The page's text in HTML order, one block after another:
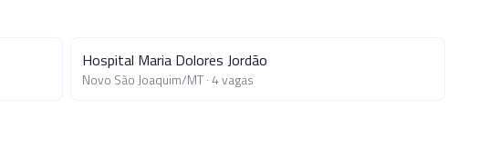
Hospital Maria Dolores Jordão
Novo São Joaquim/MT·4 vagas